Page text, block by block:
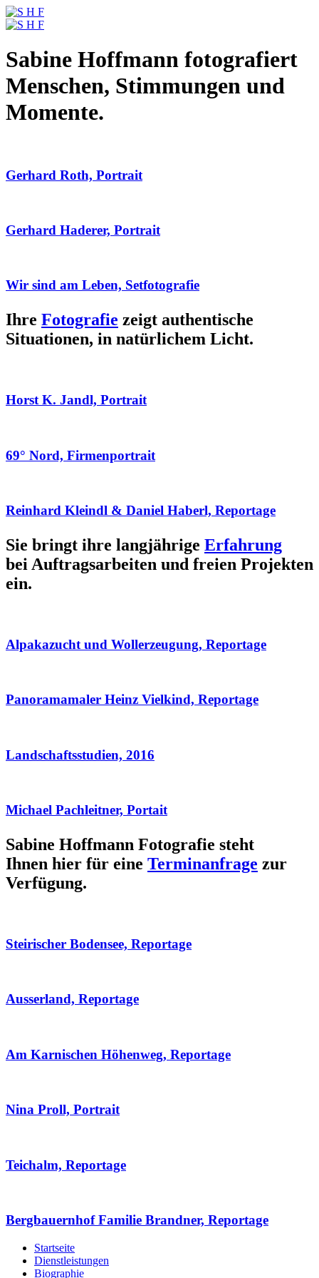
Sabine Hoffmann fotografiert
Menschen, Stimmungen und
Momente.
Gerhard Roth, Portrait
Gerhard Haderer, Portrait
Wir sind am Leben, Setfotografie
Ihre Fotografie zeigt authentische
Situationen, in natürlichem Licht.
Horst K. Jandl, Portrait
69° Nord, Firmenportrait
Reinhard Kleindl & Daniel Haberl, Reportage
Sie bringt ihre langjährige Erfahrung
bei Auftragsarbeiten und freien Projekten
ein.
Alpakazucht und Wollerzeugung, Reportage
Panoramamaler Heinz Vielkind, Reportage
Landschaftsstudien, 2016
Michael Pachleitner, Portait
Sabine Hoffmann Fotografie steht
Ihnen hier für eine Terminanfrage zur
Verfügung.
Steirischer Bodensee, Reportage
Ausserland, Reportage
Am Karnischen Höhenweg, Reportage
Nina Proll, Portrait
Teichalm, Reportage
Bergbauernhof Familie Brandner, Reportage
Startseite
Dienstleistungen
Biographie